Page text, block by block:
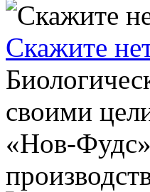
Скажите
своими
«Нов-